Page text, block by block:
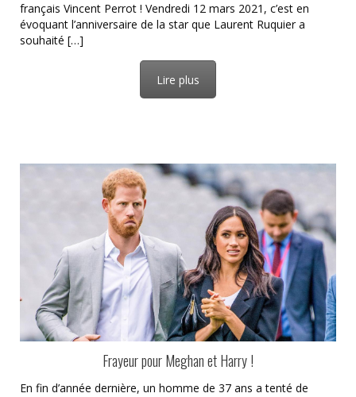
français Vincent Perrot ! Vendredi 12 mars 2021, c’est en
évoquant l’anniversaire de la star que Laurent Ruquier a
souhaité […]
Lire plus
Frayeur pour Meghan et Harry !
En fin d’année dernière, un homme de 37 ans a tenté de